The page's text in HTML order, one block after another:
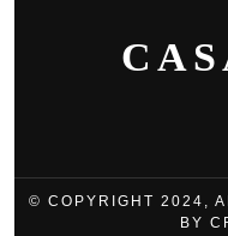
© COPYRIGHT 2024,
BY